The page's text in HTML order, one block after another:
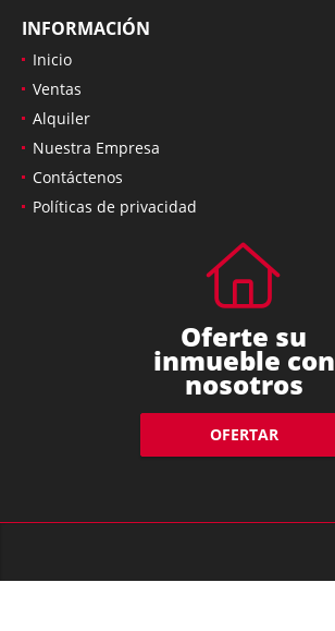
INFORMACIÓN
Inicio
Ventas
Alquiler
Nuestra Empresa
Contáctenos
Políticas de privacidad
Oferte su
inmueble con
nosotros
OFERTAR